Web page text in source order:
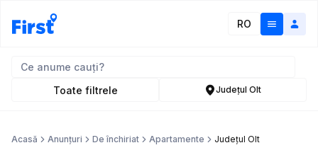
RO
Toate filtrele Județul Olt
Acasă Anunțuri De închiriat Apartamente Județul Olt